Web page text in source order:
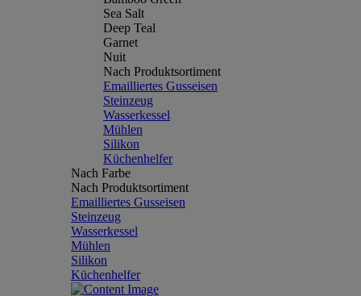
Sea Salt
Deep Teal
Garnet
Nuit
Nach Produktsortiment
Emailliertes Gusseisen
Steinzeug
Wasserkessel
Mühlen
Silikon
Küchenhelfer
Nach Farbe
Nach Produktsortiment
Emailliertes Gusseisen
Steinzeug
Wasserkessel
Mühlen
Silikon
Küchenhelfer